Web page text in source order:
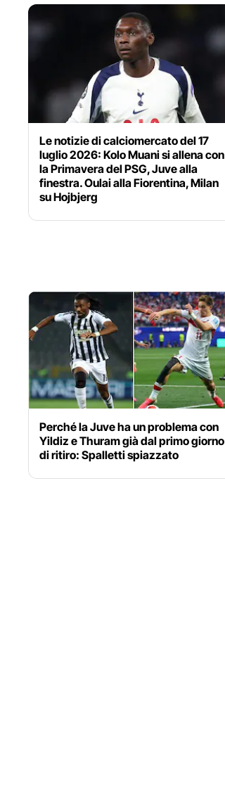
Le notizie di calciomercato del 17
luglio 2026: Kolo Muani si allena con
la Primavera del PSG, Juve alla
finestra. Oulai alla Fiorentina, Milan
su Hojbjerg
Perché la Juve ha un problema con
Yildiz e Thuram già dal primo giorno
di ritiro: Spalletti spiazzato